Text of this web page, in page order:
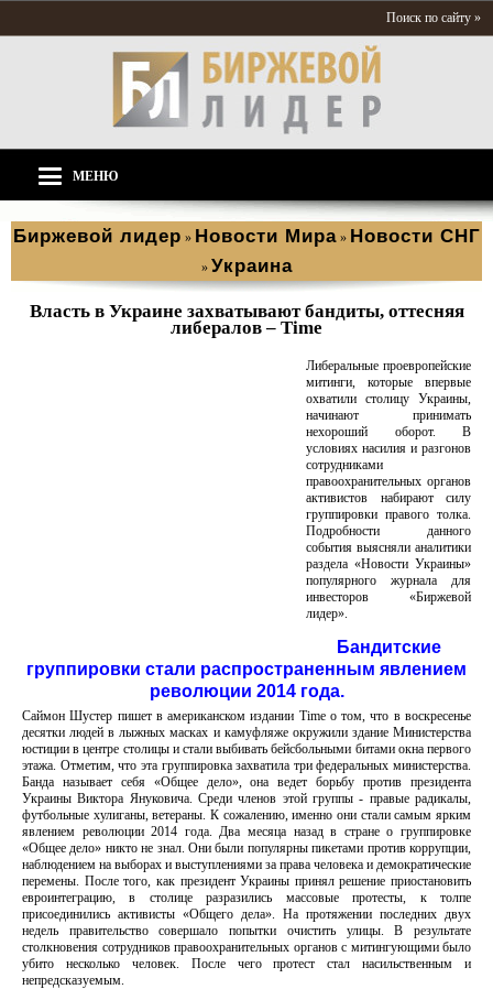
Поиск по сайту »
МЕНЮ
Биржевой лидер » Новости Мира » Новости СНГ
» Украина
Власть в Украине захватывают бандиты, оттесняя
либералов – Time
Либеральные проевропейские
митинги, которые впервые
охватили столицу Украины,
начинают принимать
нехороший оборот. В
условиях насилия и разгонов
сотрудниками
правоохранительных органов
активистов набирают силу
группировки правого толка.
Подробности данного
события выясняли аналитики
раздела «Новости Украины»
популярного журнала для
инвесторов «Биржевой
лидер».
Бандитские
группировки стали распространенным явлением
революции 2014 года.
Саймон Шустер пишет в американском издании Time о том, что в воскресенье
десятки людей в лыжных масках и камуфляже окружили здание Министерства
юстиции в центре столицы и стали выбивать бейсбольными битами окна первого
этажа. Отметим, что эта группировка захватила три федеральных министерства.
Банда называет себя «Общее дело», она ведет борьбу против президента
Украины Виктора Януковича. Среди членов этой группы - правые радикалы,
футбольные хулиганы, ветераны. К сожалению, именно они стали самым ярким
явлением революции 2014 года. Два месяца назад в стране о группировке
«Общее дело» никто не знал. Они были популярны пикетами против коррупции,
наблюдением на выборах и выступлениями за права человека и демократические
перемены. После того, как президент Украины принял решение приостановить
евроинтеграцию, в столице разразились массовые протесты, к толпе
присоединились активисты «Общего дела». На протяжении последних двух
недель правительство совершало попытки очистить улицы. В результате
столкновения сотрудников правоохранительных органов с митингующими было
убито несколько человек. После чего протест стал насильственным и
непредсказуемым.